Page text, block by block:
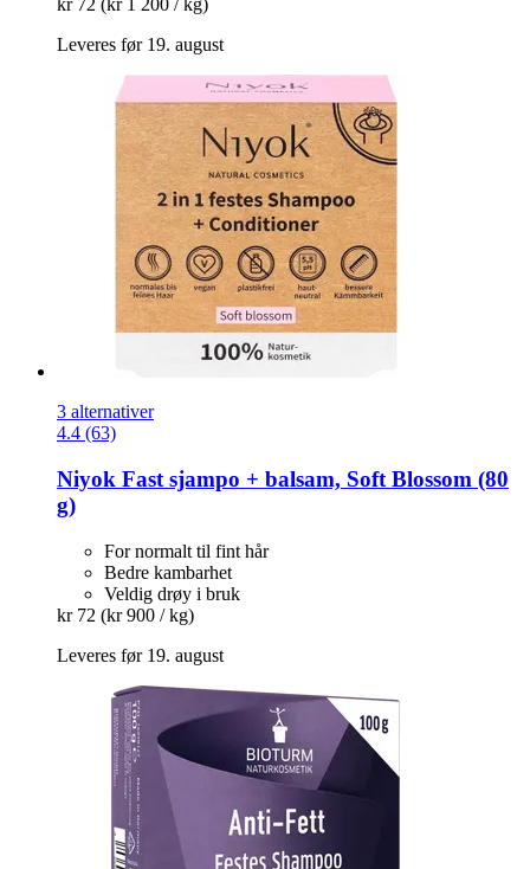
kr 72 (kr 1 200 / kg)
Leveres før 19. august
3 alternativer
4.4 (63)
Niyok Fast sjampo + balsam, Soft Blossom (80
g)
For normalt til fint hår
Bedre kambarhet
Veldig drøy i bruk
kr 72 (kr 900 / kg)
Leveres før 19. august